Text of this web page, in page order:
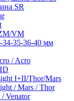
SR
VM
34-35-36-40 мм
/ Acro
I+II/Thor/Mars
/ Mars / Thor
Venator